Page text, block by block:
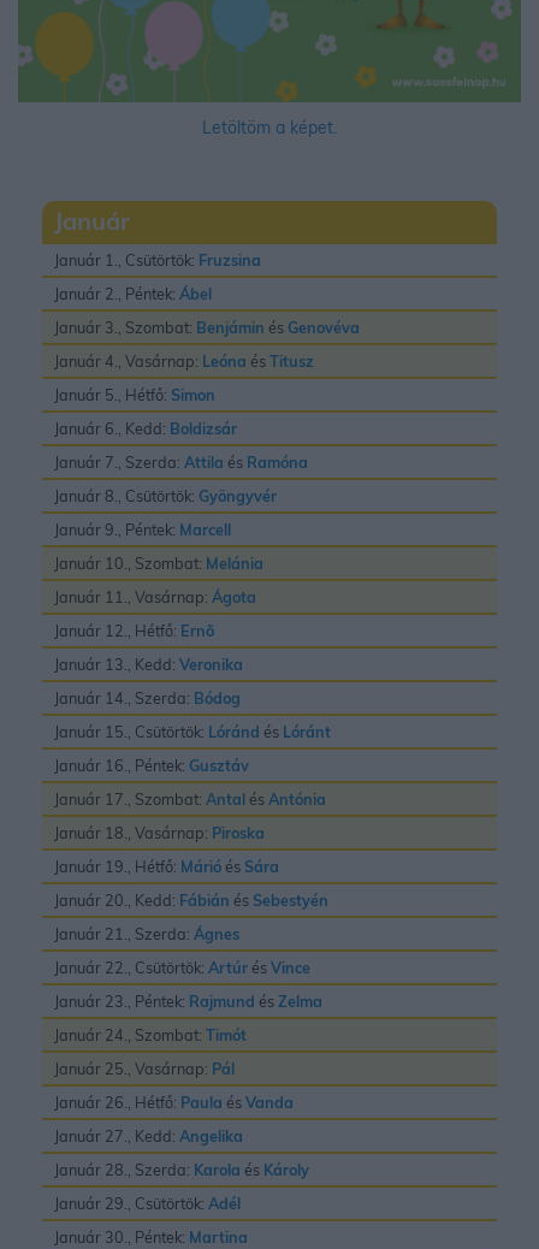
Letöltöm a képet.
Január
Január 1., Csütörtök: Fruzsina
Január 2., Péntek: Ábel
Január 3., Szombat: Benjámin és Genovéva
Január 4., Vasárnap: Leóna ésTitusz
Január 5., Hétfő: Simon
Január 6., Kedd: Boldizsár
Január 7., Szerda: Attila és Ramóna
Január 8., Csütörtök: Gyöngyvér
Január 9., Péntek: Marcell
Január 10., Szombat: Melánia
Január 11., Vasárnap: Ágota
Január 12., Hétfő: Ernõ
Január 13., Kedd: Veronika
Január 14., Szerda: Bódog
Január 15., Csütörtök: Lóránd és Lóránt
Január 16., Péntek: Gusztáv
Január 17., Szombat: Antal ésAntónia
Január 18., Vasárnap: Piroska
Január 19., Hétfő: Márió és Sára
Január 20., Kedd: Fábián és Sebestyén
Január 21., Szerda: Ágnes
Január 22., Csütörtök: Artúr ésVince
Január 23., Péntek: Rajmund ésZelma
Január 24., Szombat: Timót
Január 25., Vasárnap: Pál
Január 26., Hétfő: Paula ésVanda
Január 27., Kedd: Angelika
Január 28., Szerda: Karola és Károly
Január 29., Csütörtök: Adél
Január 30., Péntek: Martina